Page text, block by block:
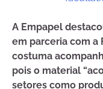
A Empapel
em parceria com a
costuma
pois o material
setores como